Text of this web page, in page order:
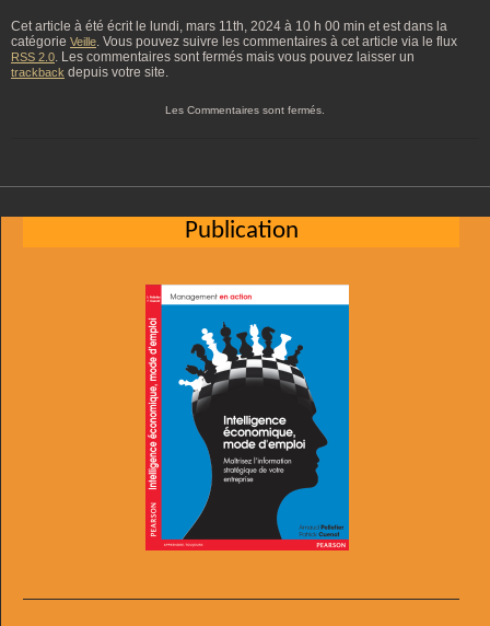
Cet article à été écrit le lundi, mars 11th, 2024 à 10 h 00 min et est dans la
catégorie Veille. Vous pouvez suivre les commentaires à cet article via le flux
RSS 2.0. Les commentaires sont fermés mais vous pouvez laisser un
trackback depuis votre site.
Les Commentaires sont fermés.
Publication